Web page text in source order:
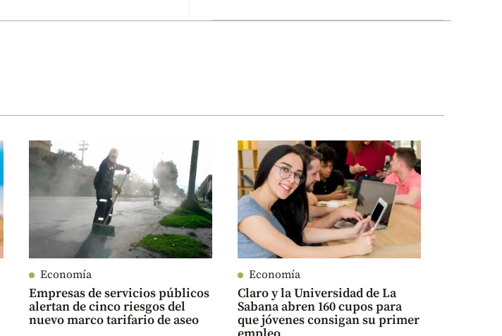
Economía
Empresas de servicios públicos
alertan de cinco riesgos del
nuevo marco tarifario de aseo
Economía
Claro y la Universidad de La
Sabana abren 160 cupos para
que jóvenes consigan su primer